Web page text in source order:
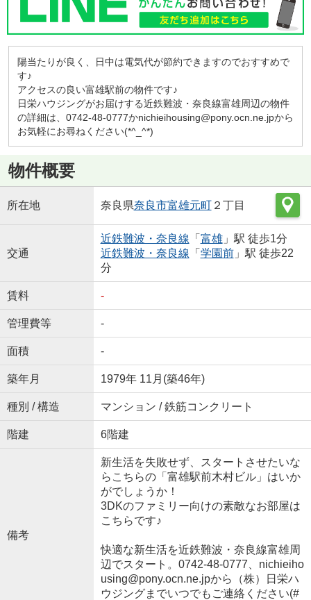
陽当たりが良く、日中は電気代が節約できますのでおすすめで
す♪
アクセスの良い富雄駅前の物件です♪
日栄ハウジングがお届けする近鉄難波・奈良線富雄周辺の物件
の詳細は、0742-48-0777かnichieihousing@pony.ocn.ne.jpから
お気軽にお尋ねください(*^_^*)
物件概要
所在地 奈良県奈良市富雄元町２丁目
交通
近鉄難波・奈良線 「 富雄」駅 徒歩1分
近鉄難波・奈良線 「 学園前」駅 徒歩22
分
賃料 -
管理費等 -
面積 -
築年月 1979年 11月(築46年)
種別 / 構造 マンション / 鉄筋コンクリート
階建 6階建
備考
新生活を失敗せず、スタートさせたいな
らこちらの「富雄駅前木村ビル」はいか
がでしょうか！
3DKのファミリー向けの素敵なお部屋は
こちらです♪
快適な新生活を近鉄難波・奈良線富雄周
辺でスタート。0742-48-0777、nichieiho
using@pony.ocn.ne.jpから（株）日栄ハ
ウジングまでいつでもご連絡ください(#